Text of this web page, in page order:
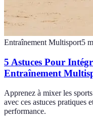
Entraînement Multisport5
5 Astuces Pour
Entraînement
Apprenez à mixer les
avec ces astuces pratiques
performance.